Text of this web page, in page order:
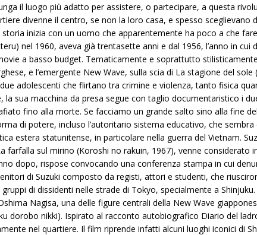
il luogo più adatto per assistere, o partecipare, a questa
divenne il centro, se non la loro casa, e spesso sceglievano
inizia con un uomo che apparentemente ha poco a che
nel 1960, aveva già trentasette anni e dal 1956, l’anno in
a basso budget. Tematicamente e soprattutto
e l’emergente New Wave, sulla scia di La stagione del
adolescenti che flirtano tra crimine e violenza, tanto fisica
la sua macchina da presa segue con taglio documentaristico i
fino alla morte. Se facciamo un grande salto sino alla fine
di potere, incluso l’autoritario sistema educativo, che
estera statunitense, in particolare nella guerra del Vietnam.
farfalla sul mirino (Koroshi no rakuin, 1967), venne considerato
dopo, rispose convocando una conferenza stampa in cui
di Suzuki composto da registi, attori e studenti, che
di dissidenti nelle strade di Tokyo, specialmente a Shinjuku.
Nagisa, una delle figure centrali della New Wave
dorobo nikki). Ispirato al racconto autobiografico Diario del
nel quartiere. Il film riprende infatti alcuni luoghi iconici di